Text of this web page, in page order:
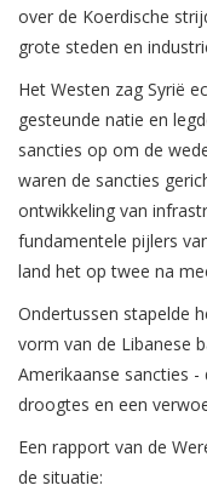
over de Koerdische
grote steden en
Het Westen zag Syrië
gesteunde natie en
sancties op om de
waren de sancties
ontwikkeling van
fundamentele pijlers
land het op twee na
Ondertussen stapelde
vorm van de Libanese
Amerikaanse sancties -
droogtes en een
Een rapport van de
de situatie: